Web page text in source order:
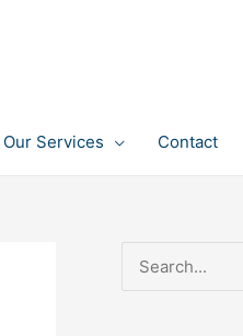
Our Services Contact
e